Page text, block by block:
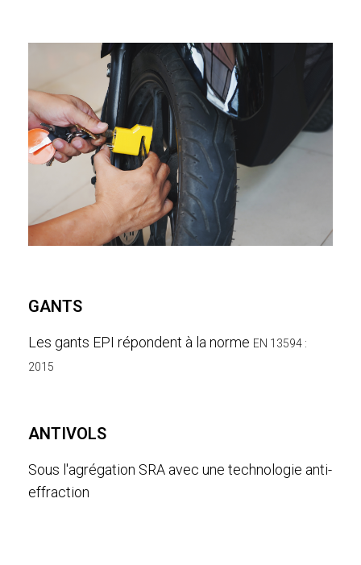
GANTS
Les gants EPI répondent à la norme EN 13594 :
2015
ANTIVOLS
Sous l'agrégation SRA avec une technologie anti-
effraction